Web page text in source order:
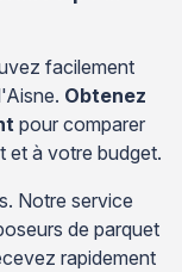
facilement
Obtenez
pour comparer
et à votre budget.
Notre service
de parquet
rapidement